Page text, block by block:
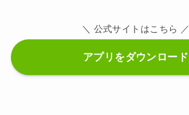
＼ 公式サイトはこちら ／
アプリをダウンロード